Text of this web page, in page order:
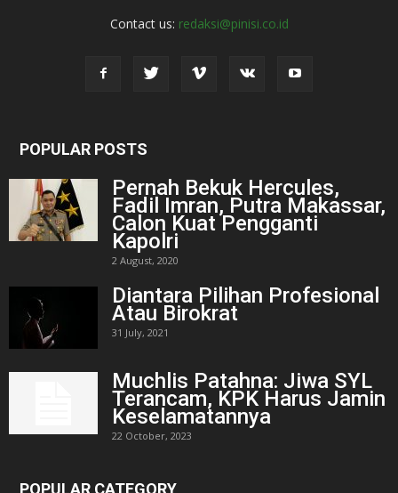
Contact us: redaksi@pinisi.co.id
POPULAR POSTS
Pernah Bekuk Hercules,
Fadil Imran, Putra Makassar,
Calon Kuat Pengganti
Kapolri
2 August, 2020
Diantara Pilihan Profesional
Atau Birokrat
31 July, 2021
Muchlis Patahna: Jiwa SYL
Terancam, KPK Harus Jamin
Keselamatannya
22 October, 2023
POPULAR CATEGORY